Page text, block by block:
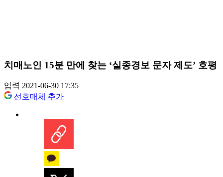
치매노인 15분 만에 찾는 ‘실종경보 문자 제도’ 호평
입력 2021-06-30 17:35
선호매체 추가